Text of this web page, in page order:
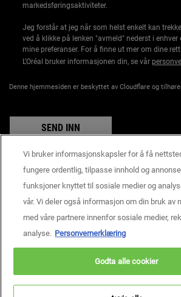
markedsføringsaktiviteter.
Jeg forstår at jeg når som helst enkelt kan
ved å klikke på lenken "avmeld" nederst i
mine preferanser. For å finne ut mer om dine
L’Oréal bruker informasjonen din, se vår
Denne hjemmesiden er beskyttet av Cloudflare og
SEND INN
Produsentinformasjon
KIEHL'S
14, rue Royale - 75008 Paris France
consumercare@dk.oaccare.com
BETALINGSINNSTILLINGER
Vi bruker informasjonskapsler for å få
fungere ordentlig, tilpasse innhold og
funksjoner knyttet til sosiale medier og
vår. Vi deler også informasjon om din bruk av
med våre partnere innenfor sosiale medier,
analyse. Personvernerklæring
Godta alle cookier